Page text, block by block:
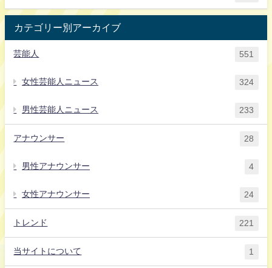
カテゴリー別アーカイブ
芸能人 551
女性芸能人ニュース 324
男性芸能人ニュース 233
アナウンサー 28
男性アナウンサー 4
女性アナウンサー 24
トレンド 221
当サイトについて 1